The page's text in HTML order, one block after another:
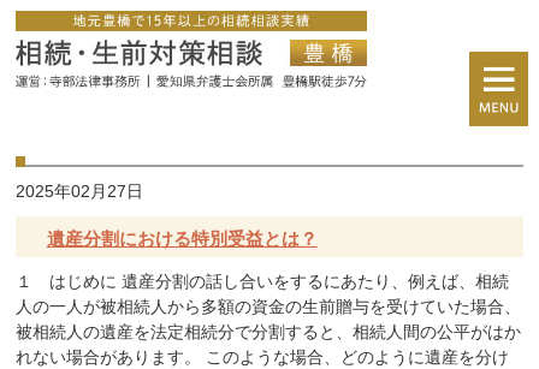
2025年02月27日
遺産分割における特別受益とは？
１ はじめに 遺産分割の話し合いをするにあたり、例えば、相続
人の一人が被相続人から多額の資金の生前贈与を受けていた場合、
被相続人の遺産を法定相続分で分割すると、相続人間の公平がはか
れない場合があります。 このような場合、どのように遺産を分け